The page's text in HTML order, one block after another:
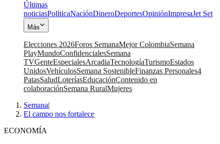
Últimas
noticiasPolíticaNaciónDineroDeportesOpiniónImpresaJet Set
Más
Elecciones 2026Foros SemanaMejor ColombiaSemana
PlayMundoConfidencialesSemana
TVGenteEspecialesArcadiaTecnologíaTurismoEstados
UnidosVehículosSemana SostenibleFinanzas Personales4
PatasSaludLoteríasEducaciónContenido en
colaboraciónSemana RuralMujeres
Semana|
El campo nos fortalece
ECONOMÍA